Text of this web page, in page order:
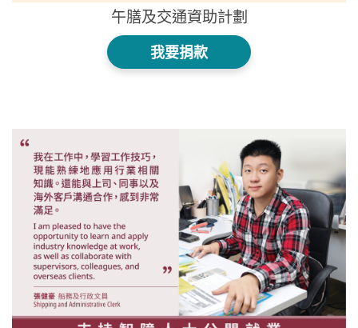
午膳及交通資助計劃
我要捐款